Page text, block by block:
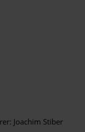
Joachim Stiber